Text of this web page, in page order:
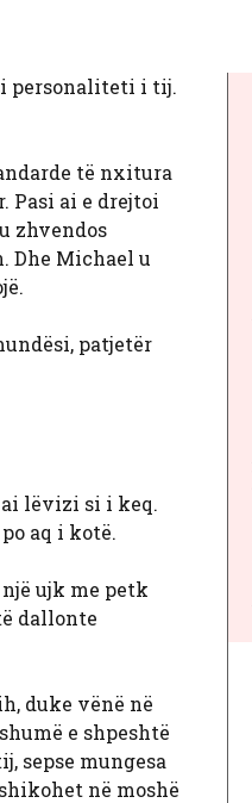
personaliteti i tij.
të nxitura
Pasi ai e drejtoi
zhvendos
Dhe Michael u
patjetër
lëvizi si i keq.
aq i kotë.
ujk me petk
dallonte
duke vënë në
e shpeshtë
sepse mungesa
në moshë